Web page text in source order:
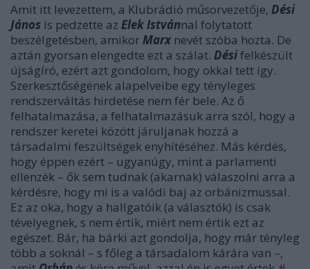
Amit itt levezettem, a Klubrádió műsorvezetője, Dési
János is pedzette az Elek Istvánnal folytatott
beszélgetésben, amikorMarx nevét szóba hozta. De
aztán gyorsan elengedte ezt a szálat. Désifelkészült
újságíró, ezért azt gondolom, hogy okkal tett így.
Szerkesztőségének alapelveibe egy tényleges
rendszerváltás hirdetése nem fér bele. Az ő
felhatalmazása, a felhatalmazásuk arra szól, hogy a
rendszer keretei között járuljanak hozzá a
társadalmi feszültségek enyhítéséhez. Más kérdés,
hogy éppen ezért – ugyanúgy, mint a parlamenti
ellenzék – ők sem tudnak (akarnak) válaszolni arra a
kérdésre, hogy mi is a valódi baj az orbánizmussal.
Ez az oka, hogy a hallgatóik (a választók) is csak
tévelyegnek, s nem értik, miért nem értik ezt az
egészet. Bár, ha bárki azt gondolja, hogy már tényleg
több a soknál – s főleg a társadalom kárára van –,